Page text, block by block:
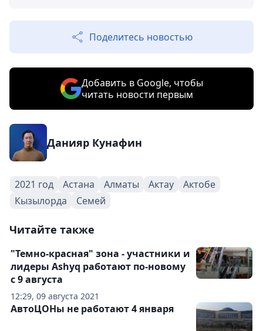
Поделитесь новостью
Добавить в Google, чтобы
читать новости первым
Данияр Кунафин
2021 год Астана Алматы Актау
Актобе
Кызылорда
Семей
Читайте также
12:29, 09 августа 2021
"Темно-красная" зона - участники и
лидеры Ashyq работают по-новому
с 9 августа
АвтоЦОНы не работают 4 января